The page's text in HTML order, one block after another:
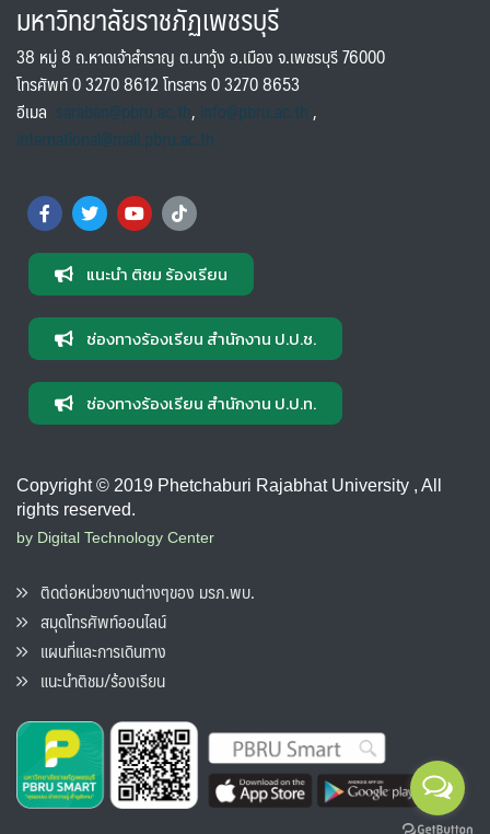
มหาวิทยาลัยราชภัฏเพชรบุรี
38 หมู่ 8 ถ.หาดเจ้าสำราญ ต.นาวุ้ง อ.เมือง จ.เพชรบุรี 76000
โทรศัพท์ 0 3270 8612 โทรสาร 0 3270 8653
อีเมล saraban@pbru.ac.th, info@pbru.ac.th,
international@mail.pbru.ac.th
แนะนำ ติชม ร้องเรียน
ช่องทางร้องเรียน สำนักงาน ป.ป.ช.
ช่องทางร้องเรียน สำนักงาน ป.ป.ท.
Copyright © 2019 Phetchaburi Rajabhat University , All
rights reserved.
by Digital Technology Center
ติดต่อหน่วยงานต่างๆของ มรภ.พบ.
สมุดโทรศัพท์ออนไลน์
แผนที่และการเดินทาง
แนะนำติชม/ร้องเรียน